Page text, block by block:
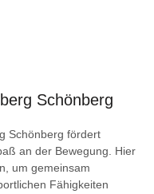
Schönberg
Schönberg fördert
an der Bewegung. Hier
um gemeinsam
Fähigkeiten